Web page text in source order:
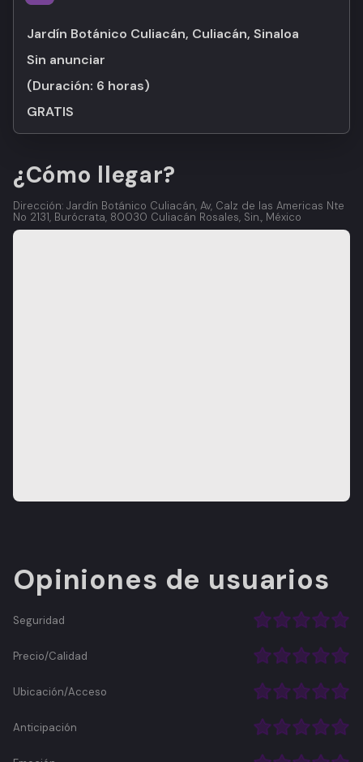
Jardín Botánico Culiacán, Culiacán, Sinaloa
Sin anunciar
(Duración: 6 horas)
GRATIS
¿Cómo llegar?
Dirección: Jardín Botánico Culiacán, Av, Calz de las Americas Nte
No 2131, Burócrata, 80030 Culiacán Rosales, Sin., México
Opiniones de usuarios
Seguridad
Precio/Calidad
Ubicación/Acceso
Anticipación